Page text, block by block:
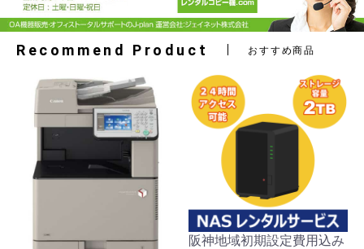
Recommend Product おすすめ商品
阪神地域初期設定費用込み